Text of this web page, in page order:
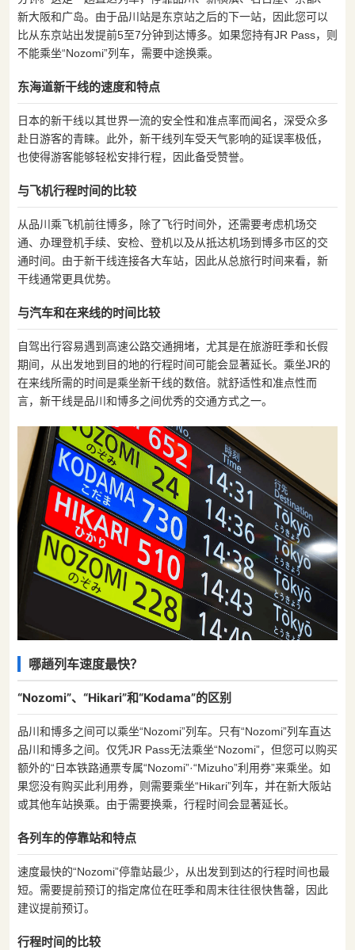
新大阪和广岛。由于品川站是东京站之后的下一站，因此您可以
比从东京站出发提前5至7分钟到达博多。如果您持有JR Pass，则
不能乘坐“Nozomi”列车，需要中途换乘。
东海道新干线的速度和特点
日本的新干线以其世界一流的安全性和准点率而闻名，深受众多
赴日游客的青睐。此外，新干线列车受天气影响的延误率极低，
也使得游客能够轻松安排行程，因此备受赞誉。
与飞机行程时间的比较
从品川乘飞机前往博多，除了飞行时间外，还需要考虑机场交
通、办理登机手续、安检、登机以及从抵达机场到博多市区的交
通时间。由于新干线连接各大车站，因此从总旅行时间来看，新
干线通常更具优势。
与汽车和在来线的时间比较
自驾出行容易遇到高速公路交通拥堵，尤其是在旅游旺季和长假
期间，从出发地到目的地的行程时间可能会显著延长。乘坐JR的
在来线所需的时间是乘坐新干线的数倍。就舒适性和准点性而
言，新干线是品川和博多之间优秀的交通方式之一。
哪趟列车速度最快？
“Nozomi”、“Hikari”和“Kodama”的区别
品川和博多之间可以乘坐“Nozomi”列车。只有“Nozomi”列车直达
品川和博多之间。仅凭JR Pass无法乘坐“Nozomi”，但您可以购买
额外的“日本铁路通票专属“Nozomi”·“Mizuho”利用券”来乘坐。如
果您没有购买此利用券，则需要乘坐“Hikari”列车，并在新大阪站
或其他车站换乘。由于需要换乘，行程时间会显著延长。
各列车的停靠站和特点
速度最快的“Nozomi”停靠站最少，从出发到到达的行程时间也最
短。需要提前预订的指定席位在旺季和周末往往很快售罄，因此
建议提前预订。
行程时间的比较